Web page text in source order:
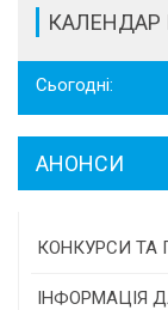
КАЛЕНДАР
Сьогодні:
АНОНСИ
КОНКУРСИ ТА
Конкурс
ІНФОРМАЦІЯ